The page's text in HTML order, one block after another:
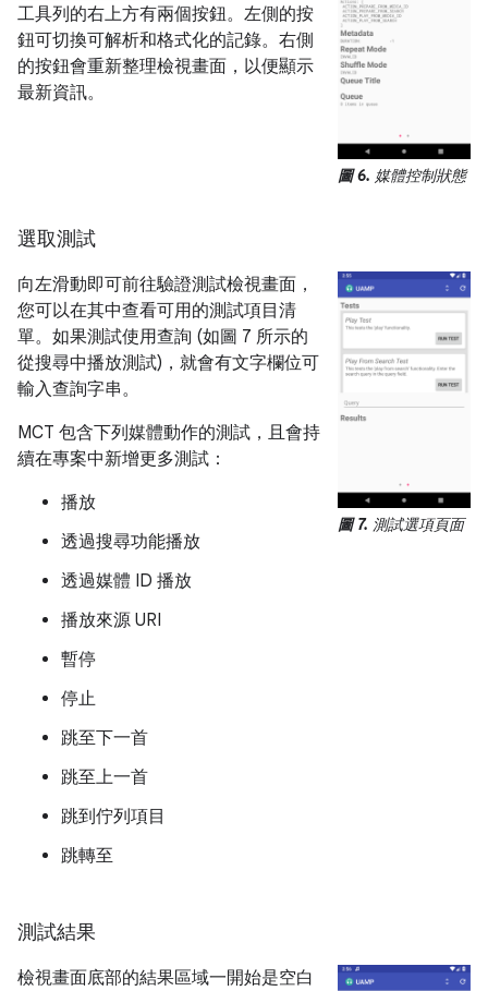
圖 6. 媒體控制狀態
工具列的右上方有兩個按鈕。左側的按
鈕可切換可解析和格式化的記錄。右側
的按鈕會重新整理檢視畫面，以便顯示
最新資訊。
選取測試
圖 7. 測試選項頁面
向左滑動即可前往驗證測試檢視畫面，
您可以在其中查看可用的測試項目清
單。如果測試使用查詢 (如圖 7 所示的
從搜尋中播放測試)，就會有文字欄位可
輸入查詢字串。
MCT 包含下列媒體動作的測試，且會持
續在專案中新增更多測試：
播放
透過搜尋功能播放
透過媒體 ID 播放
播放來源 URI
暫停
停止
跳至下一首
跳至上一首
跳到佇列項目
跳轉至
測試結果
檢視畫面底部的結果區域一開始是空白